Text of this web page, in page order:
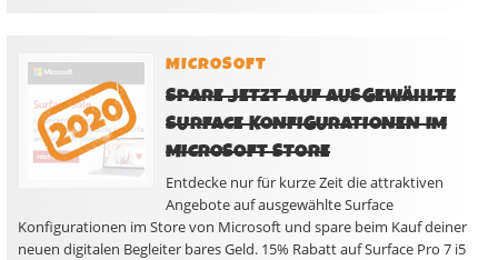
MICROSOFT
SPARE JETZT AUF AUSGEWÄHLTE
SURFACE KONFIGURATIONEN IM
MICROSOFT STORE
Entdecke nur für kurze Zeit die attraktiven
Angebote auf ausgewählte Surface
Konfigurationen im Store von Microsoft und spare beim Kauf deiner
neuen digitalen Begleiter bares Geld. 15% Rabatt auf Surface Pro 7 i5